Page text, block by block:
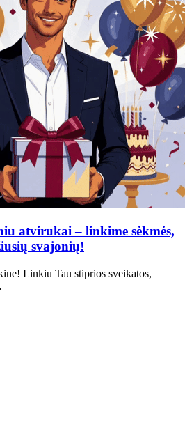
atvirukai – linkime sėkmės,
svajonių!
Linkiu Tau stiprios sveikatos,